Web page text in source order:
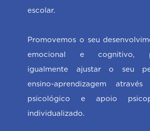
escolar.
Promovemos o seu
emocional e cognitivo,
igualmente ajustar o seu
ensino-aprendizagem
psicológico e apoio
individualizado.